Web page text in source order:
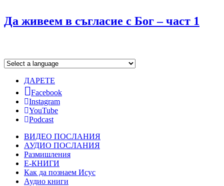
Да живеем в съгласие с Бог – част 1
ДАРЕТЕ
Facebook
Instagram
YouTube
Podcast
ВИДЕО ПОСЛАНИЯ
АУДИО ПОСЛАНИЯ
Размишления
Е-КНИГИ
Как да познаем Исус
Аудио книги